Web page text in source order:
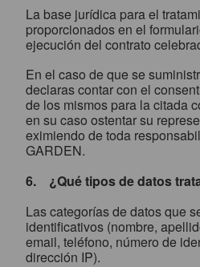
La base jurídica para el
proporcionados en el
ejecución del contrato
En el caso de que se
declaras contar con el
de los mismos para la citada
en su caso ostentar su
eximiendo de toda
GARDEN.
6. ¿Qué tipos de datos
Las categorías de datos que
identificativos (nombre,
email, teléfono, número de
dirección IP).